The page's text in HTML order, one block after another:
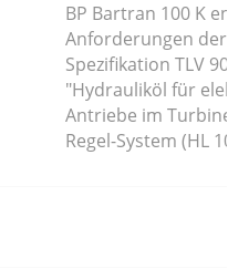
BP Bartran 100 K
Anforderungen der
Spezifikation TLV
"Hydrauliköl für
Antriebe im
Regel-System (HL